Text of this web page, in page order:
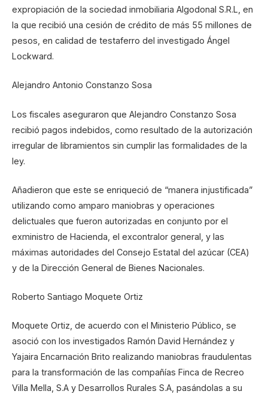
expropiación de la sociedad inmobiliaria Algodonal S.R.L, en
la que recibió una cesión de crédito de más 55 millones de
pesos, en calidad de testaferro del investigado Ángel
Lockward.
Alejandro Antonio Constanzo Sosa
Los fiscales aseguraron que Alejandro Constanzo Sosa
recibió pagos indebidos, como resultado de la autorización
irregular de libramientos sin cumplir las formalidades de la
ley.
Añadieron que este se enriqueció de “manera injustificada”
utilizando como amparo maniobras y operaciones
delictuales que fueron autorizadas en conjunto por el
exministro de Hacienda, el excontralor general, y las
máximas autoridades del Consejo Estatal del azúcar (CEA)
y de la Dirección General de Bienes Nacionales.
Roberto Santiago Moquete Ortiz
Moquete Ortiz, de acuerdo con el Ministerio Público, se
asoció con los investigados Ramón David Hernández y
Yajaira Encarnación Brito realizando maniobras fraudulentas
para la transformación de las compañías Finca de Recreo
Villa Mella, S.A y Desarrollos Rurales S.A, pasándolas a su